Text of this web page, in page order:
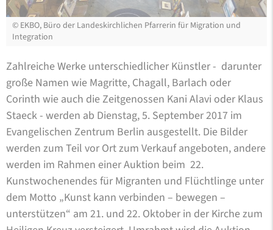
© EKBO, Büro der Landeskirchlichen Pfarrerin für Migration und
Integration
Zahlreiche Werke unterschiedlicher Künstler - darunter
große Namen wie Magritte, Chagall, Barlach oder
Corinth wie auch die Zeitgenossen Kani Alavi oder Klaus
Staeck - werden ab Dienstag, 5. September 2017 im
Evangelischen Zentrum Berlin ausgestellt. Die Bilder
werden zum Teil vor Ort zum Verkauf angeboten, andere
werden im Rahmen einer Auktion beim 22.
Kunstwochenendes für Migranten und Flüchtlinge unter
dem Motto „Kunst kann verbinden – bewegen –
unterstützen“ am 21. und 22. Oktober in der Kirche zum